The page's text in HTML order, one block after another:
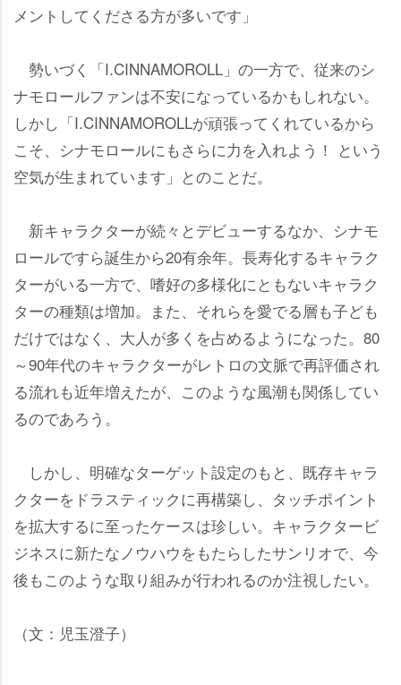
メントしてくださる方が多いです」
勢いづく「I.CINNAMOROLL」の一方で、従来のシ
ナモロールファンは不安になっているかもしれない。
しかし「I.CINNAMOROLLが頑張ってくれているから
こそ、シナモロールにもさらに力を入れよう！ という
空気が生まれています」とのことだ。
新キャラクターが続々とデビューするなか、シナモ
ロールですら誕生から20有余年。長寿化するキャラク
ターがいる一方で、嗜好の多様化にともないキャラク
ターの種類は増加。また、それらを愛でる層も子ども
だけではなく、大人が多くを占めるようになった。80
～90年代のキャラクターがレトロの文脈で再評価され
る流れも近年増えたが、このような風潮も関係してい
るのであろう。
しかし、明確なターゲット設定のもと、既存キャラ
クターをドラスティックに再構築し、タッチポイント
を拡大するに至ったケースは珍しい。キャラクタービ
ジネスに新たなノウハウをもたらしたサンリオで、今
後もこのような取り組みが行われるのか注視したい。
（文：児玉澄子）